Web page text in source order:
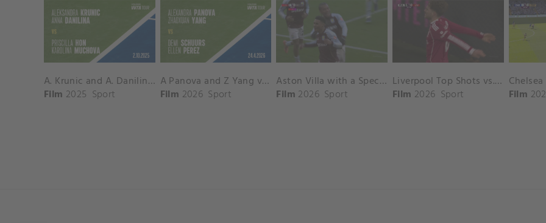
A. Krunic and A. Danilina vs. P. Hon and K. Muchova Match Highlights - BEIJING_Capital Group Diamond ( October 02, 2025)
Film 2025 Sport
A Panova and Z Yang vs D Schuurs and E Perez Match Highlights - MADRID_Court 8 ( April 24, 2026)
Film 2026 Sport
Aston Villa with a Spectacular Goal vs. Nottingham Forest
Film 2026 Sport
Liverpool Top Shots vs. Fulham
Film 2026 Sport
Film